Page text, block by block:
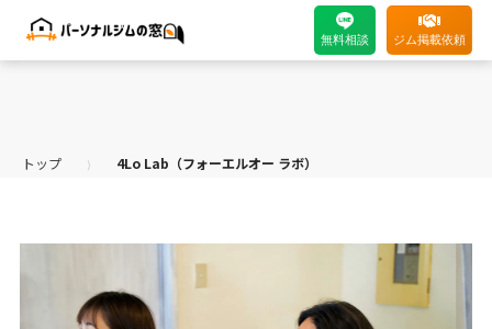
無料相談 ジム掲載依頼
トップ ⟩ 4Lo Lab（フォーエルオー ラボ）